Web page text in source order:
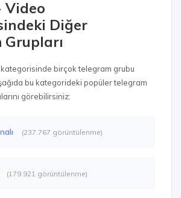
Video
Diğer
kategorisinde birçok telegram grubu
bu kategorideki popüler telegram
görebilirsiniz:
(237.767 görüntülenme)
(179.921 görüntülenme)